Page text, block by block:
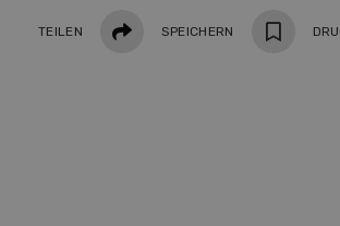
TEILEN Teilen SPEICHERN